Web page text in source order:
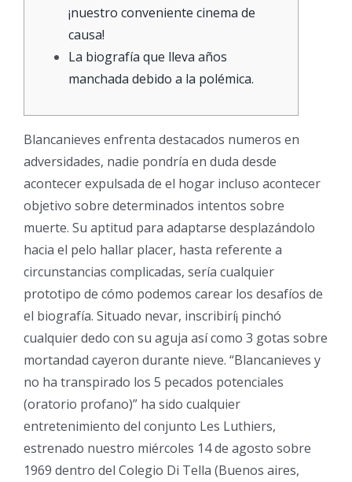
¡nuestro conveniente cinema de
causa!
La biografía que lleva años
manchada debido a la polémica.
Blancanieves enfrenta destacados numeros en
adversidades, nadie pondrí­a en duda desde
acontecer expulsada de el hogar incluso acontecer
objetivo sobre determinados intentos sobre
muerte. Su aptitud para adaptarse desplazándolo
hacia el pelo hallar placer, hasta referente a
circunstancias complicadas, serí­a cualquier
prototipo de cómo podemos carear los desafíos de
el biografía. Situado nevar, inscribirí¡ pinchó
cualquier dedo con su aguja así­ como 3 gotas sobre
mortandad cayeron durante nieve. “Blancanieves y
no ha transpirado los 5 pecados potenciales
(oratorio profano)” ha sido cualquier
entretenimiento del conjunto Les Luthiers,
estrenado nuestro miércoles 14 de agosto sobre
1969 dentro del Colegio Di Tella (Buenos aires,